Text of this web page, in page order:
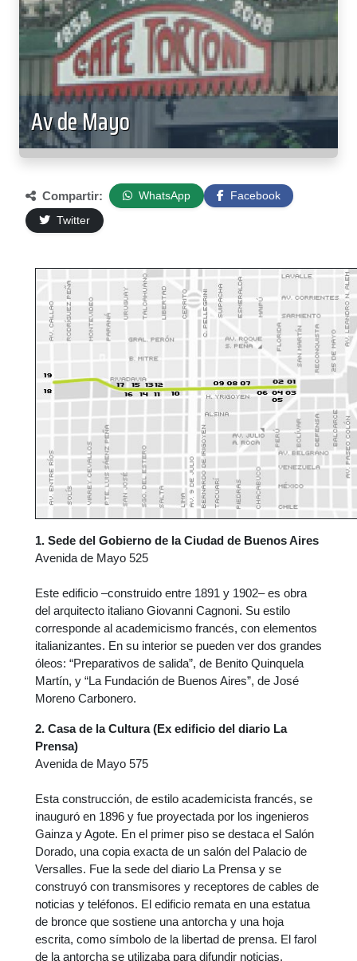
Av de Mayo
Compartir: WhatsApp
Facebook
Twitter
1. Sede del Gobierno de la Ciudad de Buenos Aires
Avenida de Mayo 525
Este edificio –construido entre 1891 y 1902– es obra
del arquitecto italiano Giovanni Cagnoni. Su estilo
corresponde al academicismo francés, con elementos
italianizantes. En su interior se pueden ver dos grandes
óleos: “Preparativos de salida”, de Benito Quinquela
Martín, y “La Fundación de Buenos Aires”, de José
Moreno Carbonero.
2. Casa de la Cultura (Ex edificio del diario La
Prensa)
Avenida de Mayo 575
Esta construcción, de estilo academicista francés, se
inauguró en 1896 y fue proyectada por los ingenieros
Gainza y Agote. En el primer piso se destaca el Salón
Dorado, una copia exacta de un salón del Palacio de
Versalles. Fue la sede del diario La Prensa y se
construyó con transmisores y receptores de cables de
noticias y teléfonos. El edificio remata en una estatua
de bronce que sostiene una antorcha y una hoja
escrita, como símbolo de la libertad de prensa. El farol
de la antorcha se utilizaba para difundir noticias,